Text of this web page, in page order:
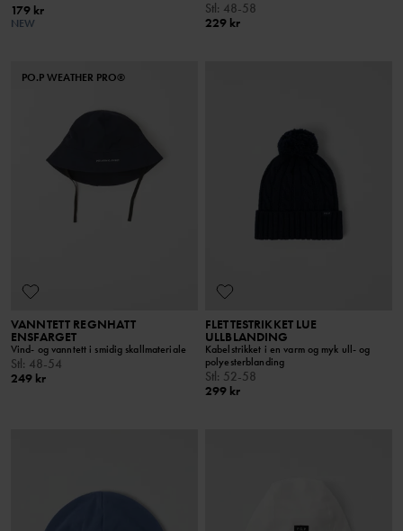
179 kr
NEW
Stl: 48-58
229 kr
PO.P WEATHER PRO®
VANNTETT REGNHATT
ENSFARGET
Vind- og vanntett i smidig skallmateriale
Stl: 48-54
249 kr
FLETTESTRIKKET LUE
ULLBLANDING
Kabelstrikket i en varm og myk ull- og
polyesterblanding
Stl: 52-58
299 kr